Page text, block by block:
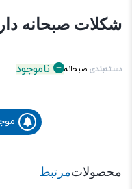
شکلات صبحانه دارک 400 گرم
دسته‌بندی صبحانه ناموجود
محصولاتمرتبط